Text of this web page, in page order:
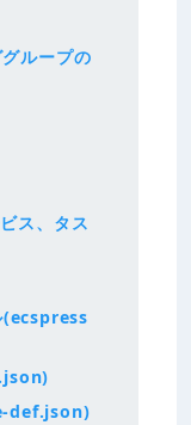
ループの
ス、タス
(ecspress
def.json)